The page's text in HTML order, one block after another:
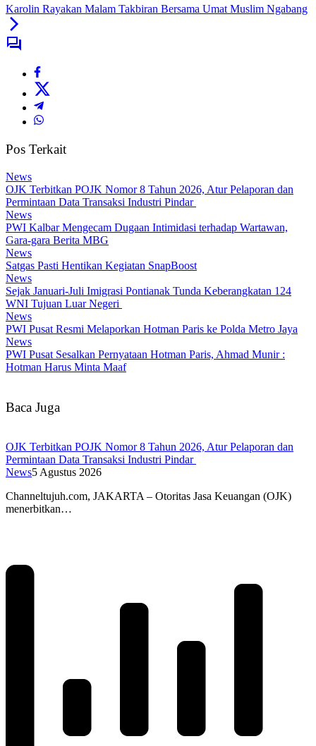
Karolin Rayakan Malam Takbiran Bersama Umat Muslim Ngabang
Pos Terkait
News
OJK Terbitkan POJK Nomor 8 Tahun 2026, Atur Pelaporan dan
Permintaan Data Transaksi Industri Pindar
News
PWI Kalbar Mengecam Dugaan Intimidasi terhadap Wartawan,
Gara-gara Berita MBG
News
Satgas Pasti Hentikan Kegiatan SnapBoost
News
Sejak Januari-Juli Imigrasi Pontianak Tunda Keberangkatan 124
WNI Tujuan Luar Negeri
News
PWI Pusat Resmi Melaporkan Hotman Paris ke Polda Metro Jaya
News
PWI Pusat Sesalkan Pernyataan Hotman Paris, Ahmad Munir :
Hotman Harus Minta Maaf
Baca Juga
OJK Terbitkan POJK Nomor 8 Tahun 2026, Atur Pelaporan dan
Permintaan Data Transaksi Industri Pindar
News5 Agustus 2026
Channeltujuh.com, JAKARTA – Otoritas Jasa Keuangan (OJK)
menerbitkan…